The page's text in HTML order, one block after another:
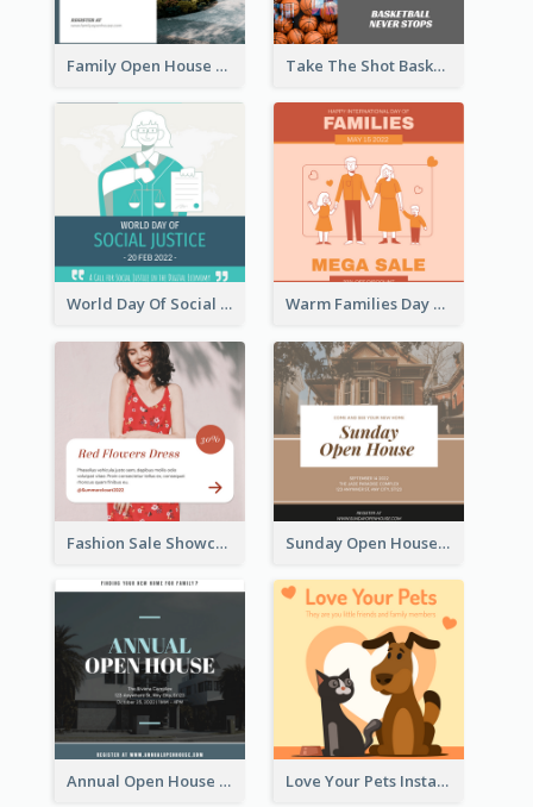
Family Open House Registration Instagram Post Take The Shot Basketball Instagram Post
World Day Of Social Justice Instagram Post Warm Families Day Sales Instagram Post
Fashion Sale Showcase Instagram Post Sunday Open House Instagram Post
Annual Open House Instagram Post Love Your Pets Instagram Post